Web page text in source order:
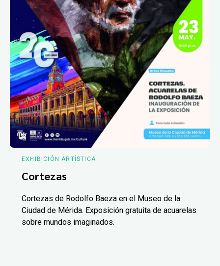
EXHIBICIÓN ARTÍSTICA
Cortezas
Cortezas de Rodolfo Baeza en el Museo de la
Ciudad de Mérida. Exposición gratuita de acuarelas
sobre mundos imaginados.